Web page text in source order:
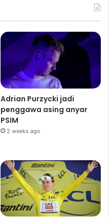
Adrian Purzycki jadi
penggawa asing anyar
PSIM
2 weeks ago